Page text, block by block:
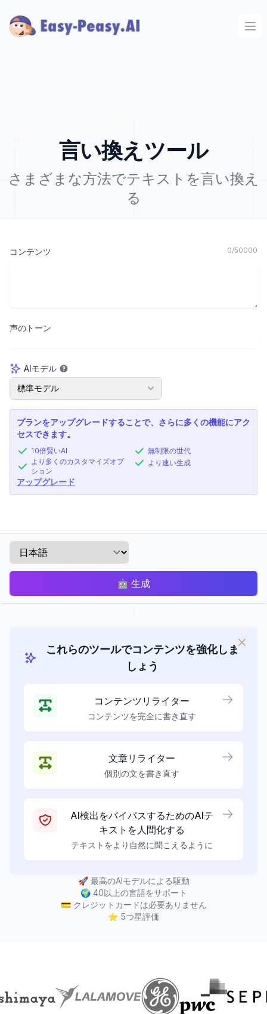
言い換えツール
さまざまな方法でテキストを言い換え
る
コンテンツ 0/50000
声のトーン
AIモデル
AIモデル
標準モデル
プランをアップグレードすることで、さらに多くの機能にアク
セスできます。
10倍賢いAI
より多くのカスタマイズオプ
ション
無制限の世代
より速い生成
アップグレード
🤖 生成
これらのツールでコンテンツを強化しま
しょう
コンテンツリライター
コンテンツを完全に書き直す
文章リライター
個別の文を書き直す
AI検出をバイパスするためのAIテ
キストを人間化する
テキストをより自然に聞こえるように
🚀 最高のAIモデルによる駆動
🌍 40以上の言語をサポート
💳 クレジットカードは必要ありません
⭐ 5つ星評価